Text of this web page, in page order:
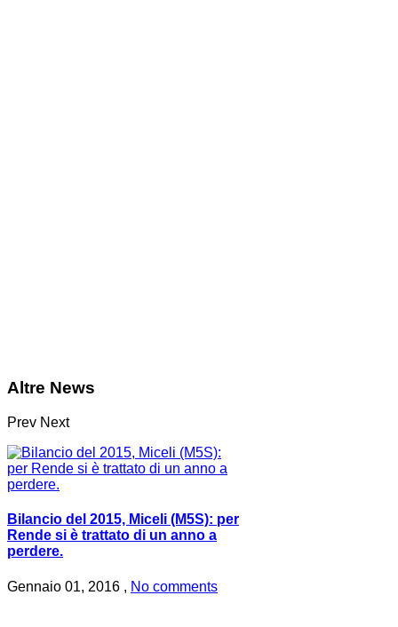
Altre News
Prev Next
Bilancio del 2015, Miceli (M5S): per
Rende si è trattato di un anno a
perdere.
Gennaio 01, 2016 , No comments